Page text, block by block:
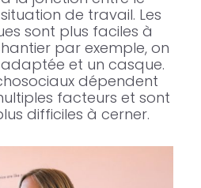
de travail. Les
sont plus faciles à
par exemple, on
et un casque.
dépendent
facteurs et sont
difficiles à cerner.